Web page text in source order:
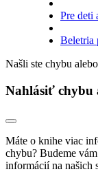
Pre deti
Beletria
Našli ste chybu
Nahlásiť chybu
Máte o knihe viac
chybu? Budeme
informácií na našich